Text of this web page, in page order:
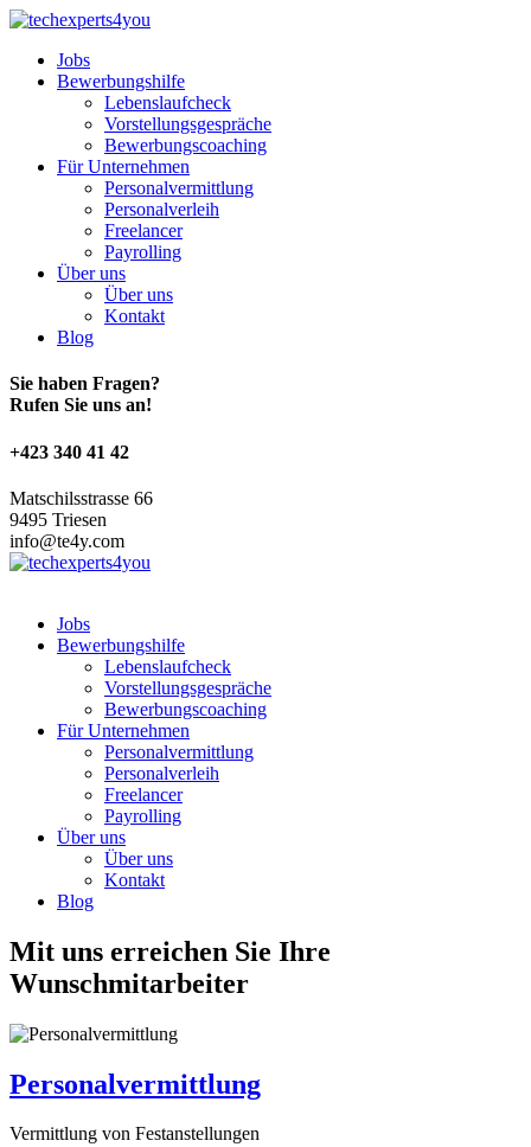
Jobs
Bewerbungshilfe
Lebenslaufcheck
Vorstellungsgespräche
Bewerbungscoaching
Für Unternehmen
Personalvermittlung
Personalverleih
Freelancer
Payrolling
Über uns
Über uns
Kontakt
Blog
Sie haben Fragen?
Rufen Sie uns an!
+423 340 41 42
Matschilsstrasse 66
9495 Triesen
info@te4y.com
Jobs
Bewerbungshilfe
Lebenslaufcheck
Vorstellungsgespräche
Bewerbungscoaching
Für Unternehmen
Personalvermittlung
Personalverleih
Freelancer
Payrolling
Über uns
Über uns
Kontakt
Blog
Mit uns erreichen Sie Ihre
Wunschmitarbeiter
Personalvermittlung
Vermittlung von Festanstellungen